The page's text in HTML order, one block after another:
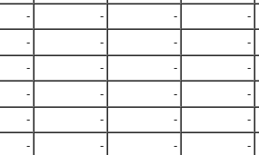
- - -
-
- - -
-
- - -
-
- - -
-
- - -
-
- - -
-